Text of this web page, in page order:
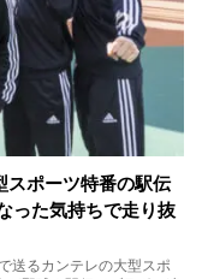
スポーツ特番の駅伝
った気持ちで走り抜
送るカンテレの大型スポ